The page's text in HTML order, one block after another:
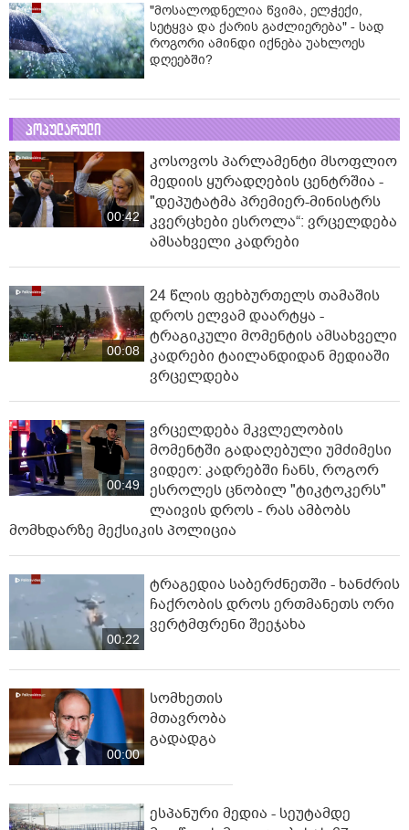
"მოსალოდნელია წვიმა, ელჭექი,
სეტყვა და ქარის გაძლიერება" - სად
როგორი ამინდი იქნება უახლოეს
დღეებში?
პოპულარული
00:42
კოსოვოს პარლამენტი მსოფლიო
მედიის ყურადღების ცენტრშია -
"დეპუტატმა პრემიერ-მინისტრს
კვერცხები ესროლა“: ვრცელდება
ამსახველი კადრები
00:08
24 წლის ფეხბურთელს თამაშის
დროს ელვამ დაარტყა -
ტრაგიკული მომენტის ამსახველი
კადრები ტაილანდიდან მედიაში
ვრცელდება
00:49
ვრცელდება მკვლელობის
მომენტში გადაღებული უმძიმესი
ვიდეო: კადრებში ჩანს, როგორ
ესროლეს ცნობილ "ტიკტოკერს"
ლაივის დროს - რას ამბობს
მომხდარზე მექსიკის პოლიცია
00:22
ტრაგედია საბერძნეთში - ხანძრის
ჩაქრობის დროს ერთმანეთს ორი
ვერტმფრენი შეეჯახა
00:00
სომხეთის
მთავრობა
გადადგა
ესპანური მედია - სეუტამდე